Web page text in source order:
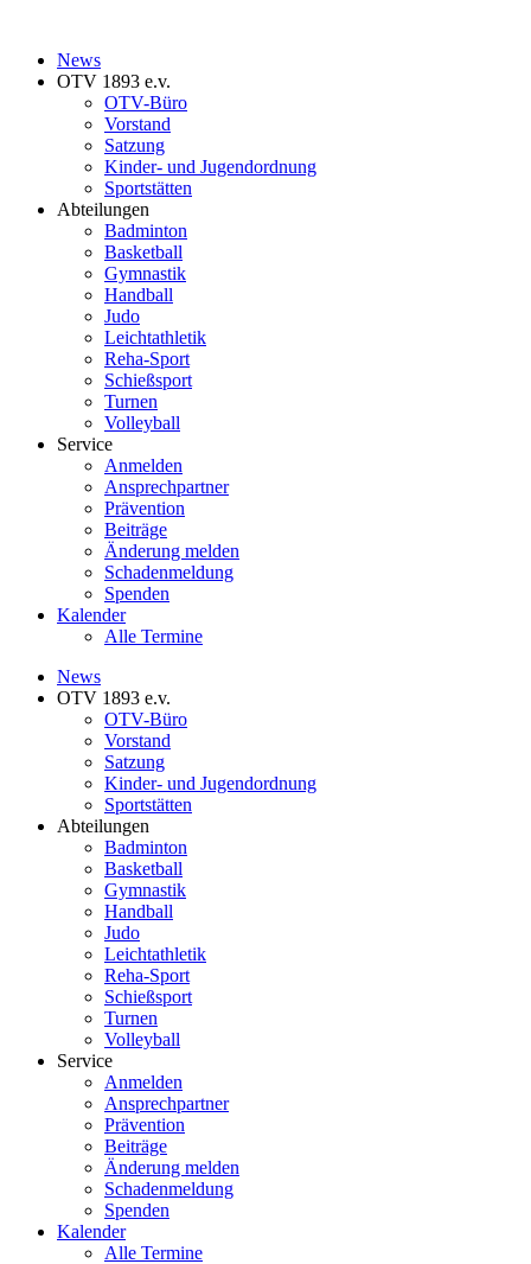
News
OTV 1893 e.v.
OTV-Büro
Vorstand
Satzung
Kinder- und Jugendordnung
Sportstätten
Abteilungen
Badminton
Basketball
Gymnastik
Handball
Judo
Leichtathletik
Reha-Sport
Schießsport
Turnen
Volleyball
Service
Anmelden
Ansprechpartner
Prävention
Beiträge
Änderung melden
Schadenmeldung
Spenden
Kalender
Alle Termine
News
OTV 1893 e.v.
OTV-Büro
Vorstand
Satzung
Kinder- und Jugendordnung
Sportstätten
Abteilungen
Badminton
Basketball
Gymnastik
Handball
Judo
Leichtathletik
Reha-Sport
Schießsport
Turnen
Volleyball
Service
Anmelden
Ansprechpartner
Prävention
Beiträge
Änderung melden
Schadenmeldung
Spenden
Kalender
Alle Termine